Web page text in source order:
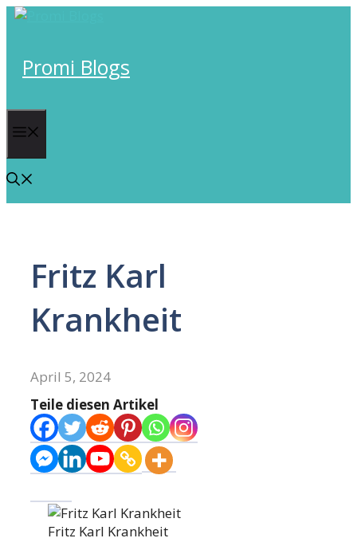
Skip
Promi Blogs
Fritz Karl
Krankheit
April 5, 2024
Teile diesen Artikel
Fritz Karl Krankheit